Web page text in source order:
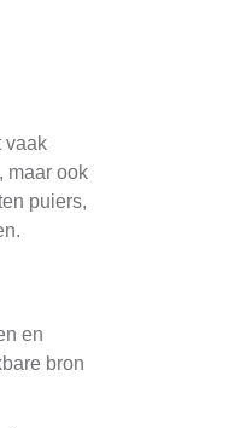
vaak
maar ook
puiers,
en
bron